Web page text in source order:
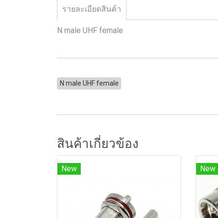
รายละเอียดสินค้า
N male UHF female
N male UHF female
สินค้าเกี่ยวข้อง
New New